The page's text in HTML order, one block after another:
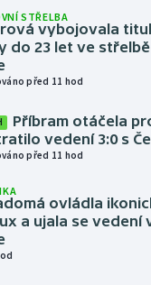
STŘELBA
vybojovala
do 23 let ve
před 11 hod
Příbram otáčela
vedení 3:0 s
před 11 hod
ovládla
a ujala se vedení